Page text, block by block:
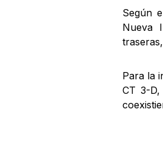
Según
Nueva
Para la
CT 3-